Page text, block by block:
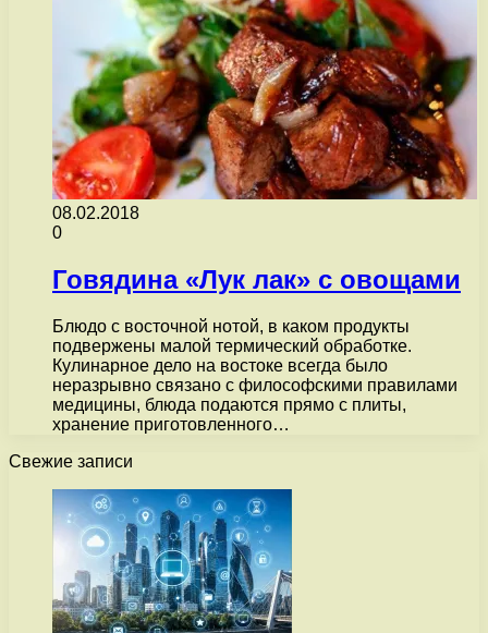
08.02.2018
0
Говядина «Лук лак» с овощами
Блюдо с восточной нотой, в каком продукты
подвержены малой термический обработке.
Кулинарное дело на востоке всегда было
неразрывно связано с философскими правилами
медицины, блюда подаются прямо с плиты,
хранение приготовленного…
Свежие записи